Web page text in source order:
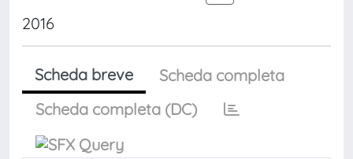
2016
Scheda breve
Scheda completa
Scheda completa (DC)